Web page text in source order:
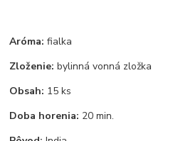
Aróma: fialka
Zloženie: bylinná vonná zložka
Obsah: 15 ks
Doba horenia: 20 min.